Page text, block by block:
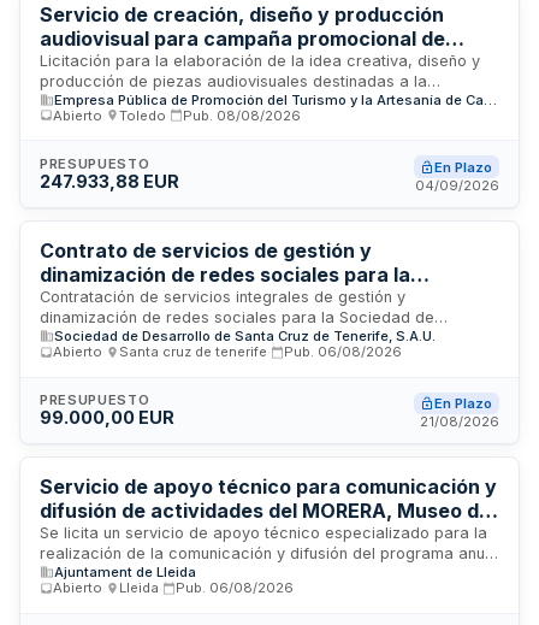
Servicio de creación, diseño y producción
audiovisual para campaña promocional de
turismo de Castilla-La Mancha - ETURIA
Licitación para la elaboración de la idea creativa, diseño y
producción de piezas audiovisuales destinadas a la
campaña publicitaria de promoción turística de Castilla-La
Mancha para el año 2027. El contrato es gestionado por la
promoción del turismo y artesanía de Castilla-La Mancha,
con sede en Toledo. Se requiere un trabajo integral que
ejecución técnica y producción de contenidos audiovisuales
de calidad para difusión en diferentes canales publicitarios y
comunicacionales.
Abierto
Toledo Pub. 08/08/2026
PRESUPUESTO
247.933,88 EUR
En Plazo
04/09/2026
Contrato de servicios de gestión y
dinamización de redes sociales para la
Sociedad de Desarrollo de Santa Cruz de
Tenerife
Contratación de servicios integrales de gestión y
dinamización de redes sociales para la Sociedad de
Desarrollo de Santa Cruz de Tenerife. El servicio incluye la
generación de contenidos, análisis, evaluación y
Los objetivos comprenden impulsar las redes de la entidad,
reforzar el posicionamiento de Santa Cruz como destino
digital a ciudadanía y visitantes, y optimizar el rendimiento de
inversiones publicitarias mediante campañas segmentadas y
medición objetiva de resultados.
Sociedad de Desarrollo de Santa Cruz de Tenerife, S.A.U.
Abierto
Santa cruz de tenerife Pub. 06/08/2026
PRESUPUESTO
99.000,00 EUR
En Plazo
21/08/2026
Servicio de apoyo técnico para comunicación y
difusión de actividades del MORERA, Museo de
Arte Moderno y Contemporáneo de Lleida
Se licita un servicio de apoyo técnico especializado para la
realización de la comunicación y difusión del programa anual
de actividades del MORERA. El servicio incluye la elaboración
de contenidos para publicaciones periódicas físicas y
Ajuntament de Lleida
Abierto
Lleida Pub. 06/08/2026